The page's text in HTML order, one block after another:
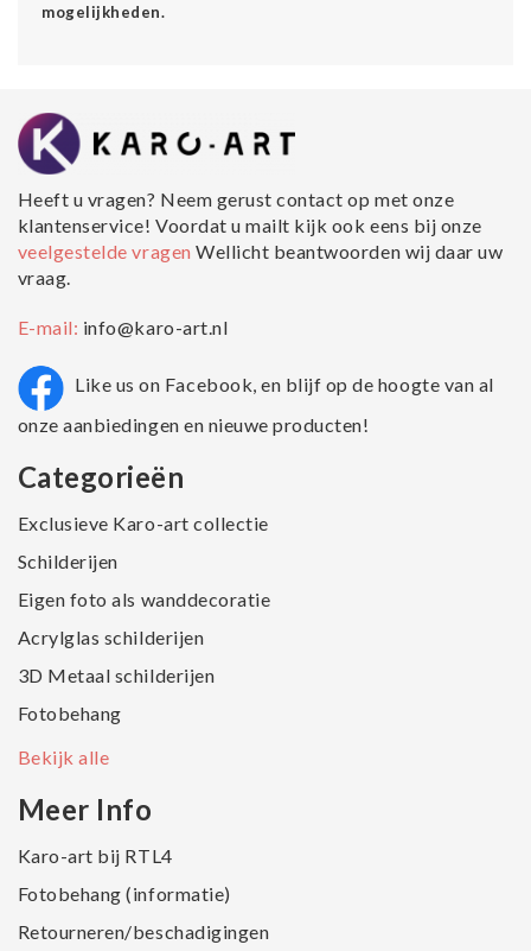
mogelijkheden.
Heeft u vragen? Neem gerust contact op met onze
klantenservice! Voordat u mailt kijk ook eens bij onze
veelgestelde vragenWellicht beantwoorden wij daar uw
vraag.
E-mail: info@karo-art.nl
Like us on Facebook, en blijf op de hoogte van al
onze aanbiedingen en nieuwe producten!
Categorieën
Exclusieve Karo-art collectie
Schilderijen
Eigen foto als wanddecoratie
Acrylglas schilderijen
3D Metaal schilderijen
Fotobehang
Bekijk alle
Meer Info
Karo-art bij RTL4
Fotobehang (informatie)
Retourneren/beschadigingen